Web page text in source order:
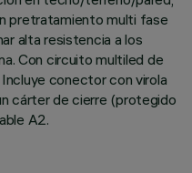
pretratamiento multi fase
alta resistencia a los
Con circuito multiled de
conector con virola
cárter de cierre (protegido
A2.